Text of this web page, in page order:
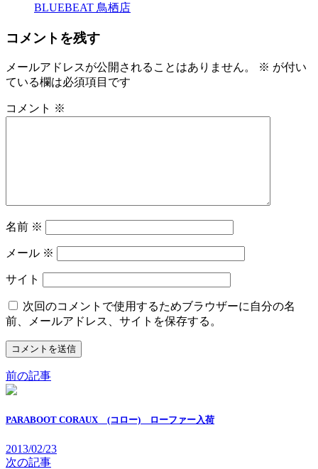
BLUEBEAT 鳥栖店
コメントを残す
メールアドレスが公開されることはありません。 ※ が付い
ている欄は必須項目です
コメント ※
名前 ※
メール ※
サイト
次回のコメントで使用するためブラウザーに自分の名
前、メールアドレス、サイトを保存する。
前の記事
PARABOOT CORAUX (コロー) ローファー入荷
2013/02/23
次の記事